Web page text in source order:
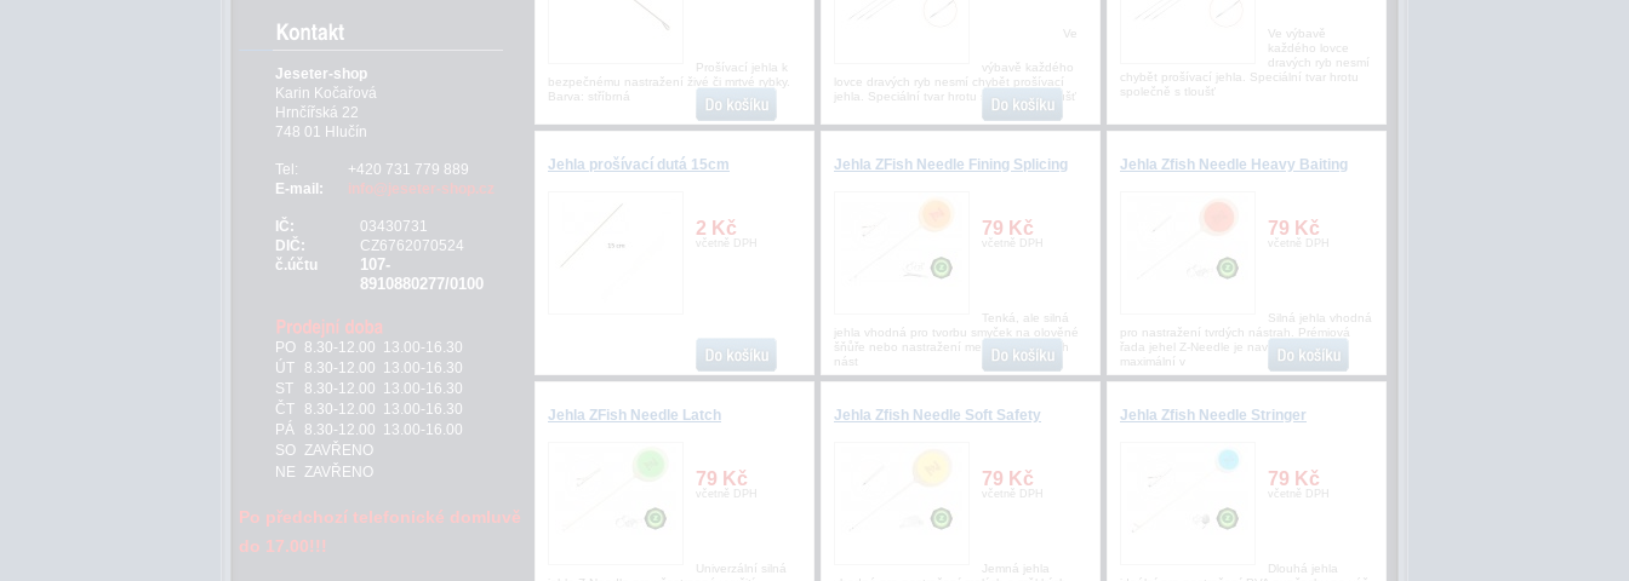
Prošívací jehla k
bezpečnému nastražení živé či mrtvé rybky.
Barva: stříbrná
Ve
výbavě každého
lovce dravých ryb nesmí chybět prošívací
jehla. Speciální tvar hrotu společně s tloušť
Ve výbavě
každého lovce
dravých ryb nesmí
chybět prošívací jehla. Speciální tvar hrotu
společně s tloušť
Jehla prošívací dutá 15cm
2 Kč
včetně DPH
Jehla ZFish Needle Fining Splicing
79 Kč
včetně DPH
Tenká, ale silná
jehla vhodná pro tvorbu smyček na olověné
šňůře nebo nastražení menších, křehkých
nást
Jehla Zfish Needle Heavy Baiting
79 Kč
včetně DPH
Silná jehla vhodná
pro nastražení tvrdých nástrah. Prémiová
řada jehel Z-Needle je navržena pro
maximální v
Jehla ZFish Needle Latch
79 Kč
včetně DPH
Univerzální silná
Jehla Zfish Needle Soft Safety
79 Kč
včetně DPH
Jemná jehla
Jehla Zfish Needle Stringer
79 Kč
včetně DPH
Dlouhá jehla
Jeseter-shop
Karin Kočařová
Hrnčířská 22
748 01 Hlučín
Tel:
+420 731 779 889
E-mail:
info@jeseter-shop.cz
IČ:
03430731
DIČ:
CZ6762070524
č.účtu
107-
8910880277/0100
PO 8.30-12.00 13.00-16.30
ÚT
8.30-12.00 13.00-16.30
ST
8.30-12.00 13.00-16.30
ČT
8.30-12.00 13.00-16.30
PÁ
8.30-12.00 13.00-16.00
SO ZAVŘENO
NE ZAVŘENO
Po předchozí telefonické domluvě
do 17.00!!!